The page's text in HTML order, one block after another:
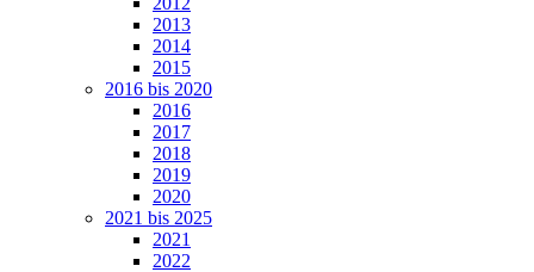
2013
2014
2015
2016 bis 2020
2016
2017
2018
2019
2020
2021 bis 2025
2021
2022